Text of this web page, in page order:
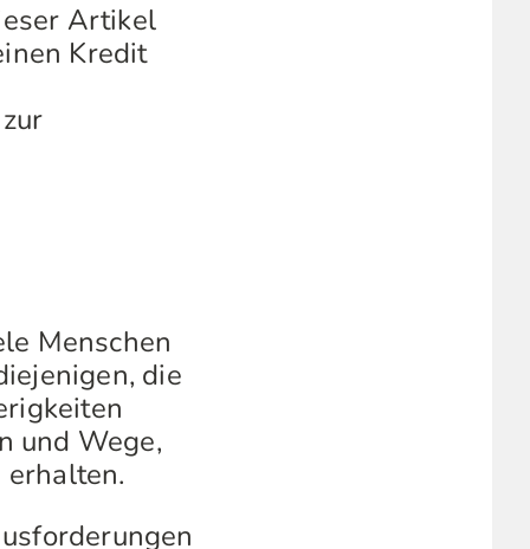
Artikel
Kredit
Menschen
die
und Wege,
erhalten.